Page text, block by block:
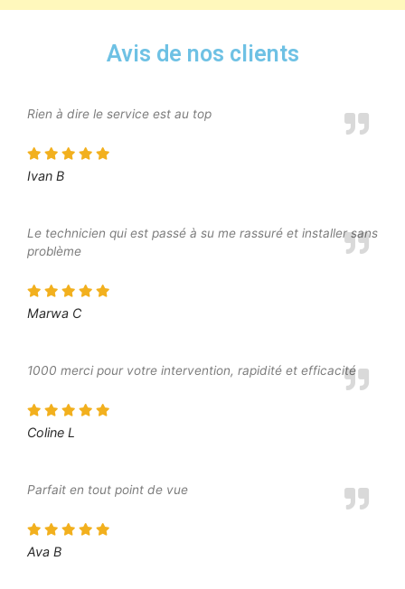
Avis de nos clients
Rien à dire le service est au top
Ivan B
Le technicien qui est passé à su me rassuré et installer sans
problème
Marwa C
1000 merci pour votre intervention, rapidité et efficacité
Coline L
Parfait en tout point de vue
Ava B